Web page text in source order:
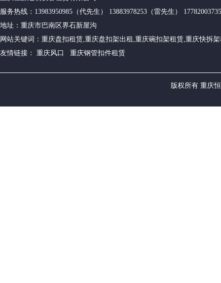
服务热线：13983950985（代先生） 13883978253（雷先生）
地址：重庆市巴南区界石新屋沟
网站关键词：重庆盘扣租赁,重庆盘扣架出租,重庆碗扣架租赁,重庆快拆
友情链接： 重庆风口 重庆钢管扣件租赁
版权所有 重庆